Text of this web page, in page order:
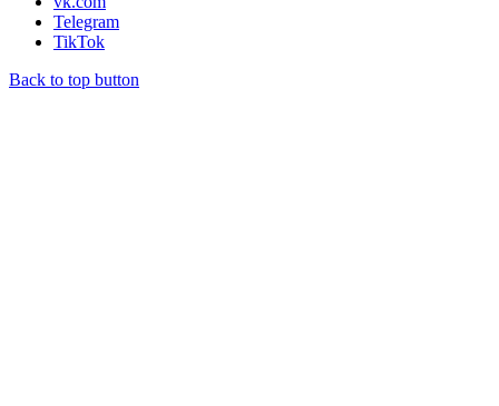
Telegram
TikTok
Back to top button